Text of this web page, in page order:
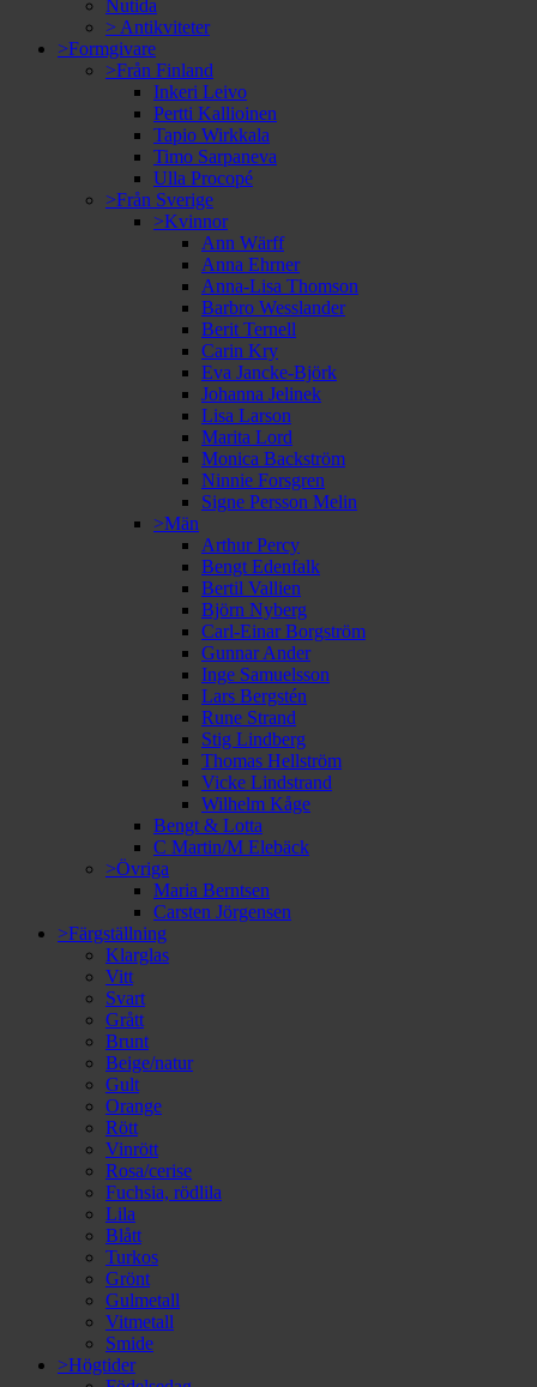
Nutida
> Antikviteter
>Formgivare
>Från Finland
Inkeri Leivo
Pertti Kallioinen
Tapio Wirkkala
Timo Sarpaneva
Ulla Procopé
>Från Sverige
>Kvinnor
Ann Wärff
Anna Ehrner
Anna-Lisa Thomson
Barbro Wesslander
Berit Ternell
Carin Kry
Eva Jancke-Björk
Johanna Jelinek
Lisa Larson
Marita Lord
Monica Backström
Ninnie Forsgren
Signe Persson Melin
>Män
Arthur Percy
Bengt Edenfalk
Bertil Vallien
Björn Nyberg
Carl-Einar Borgström
Gunnar Ander
Inge Samuelsson
Lars Bergstén
Rune Strand
Stig Lindberg
Thomas Hellström
Vicke Lindstrand
Wilhelm Kåge
Bengt & Lotta
C Martin/M Elebäck
>Övriga
Maria Berntsen
Carsten Jörgensen
>Färgställning
Klarglas
Vitt
Svart
Grått
Brunt
Beige/natur
Gult
Orange
Rött
Vinrött
Rosa/cerise
Fuchsia, rödlila
Lila
Blått
Turkos
Grönt
Gulmetall
Vitmetall
Smide
>Högtider